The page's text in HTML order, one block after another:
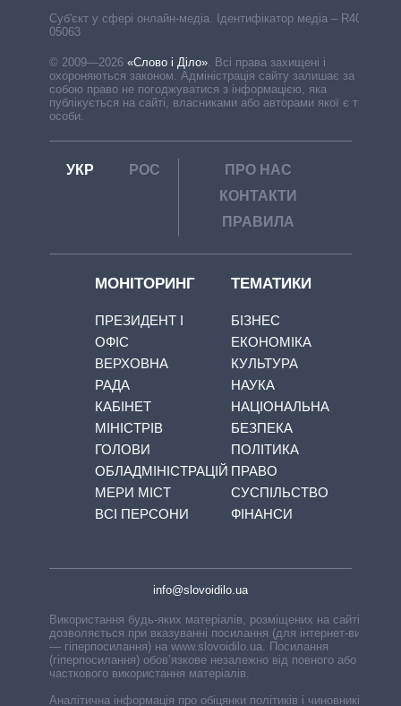
Cуб'єкт у сфері онлайн-медіа. Ідентифікатор медіа – R40-
05063
© 2009—2026 «Слово і Діло». Всі права захищені і
охороняються законом. Адміністрація сайту залишає за
собою право не погоджуватися з інформацією, яка
публікується на сайті, власниками або авторами якої є треті
особи.
УКР РОС
ПРО НАС
КОНТАКТИ
ПРАВИЛА
МОНІТОРИНГ
ПРЕЗИДЕНТ І
ОФІС
ВЕРХОВНА
РАДА
КАБІНЕТ
МІНІСТРІВ
ГОЛОВИ
ОБЛАДМІНІСТРАЦІЙ
МЕРИ МІСТ
ВСІ ПЕРСОНИ
ТЕМАТИКИ
БІЗНЕС
ЕКОНОМІКА
КУЛЬТУРА
НАУКА
НАЦІОНАЛЬНА
БЕЗПЕКА
ПОЛІТИКА
ПРАВО
СУСПІЛЬСТВО
ФІНАНСИ
info@slovoidilo.ua
Використання будь-яких матеріалів, розміщених на сайті,
дозволяється при вказуванні посилання (для інтернет-видань
— гіперпосилання) на www.slovoidilo.ua. Посилання
(гіперпосилання) обов’язкове незалежно від повного або
часткового використання матеріалів.
Аналітична інформація про обіцянки політиків і чиновників,